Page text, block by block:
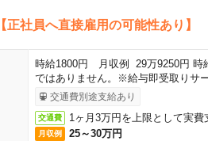
【正社員へ直接雇用の可能性あり】
時給1800円 月収例 29万9250円 時
ではありません。※給与即受取りサ
交通費別途支給あり
交通費 1ヶ月3万円を上限として実費
月収例 25～30万円